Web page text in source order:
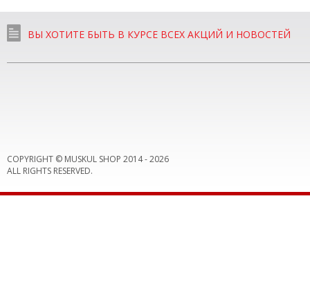
ВЫ ХОТИТЕ БЫТЬ В КУРСЕ ВСЕХ АКЦИЙ И НОВОСТЕЙ
COPYRIGHT © MUSKUL SHOP 2014 -2026
ALL RIGHTS RESERVED.